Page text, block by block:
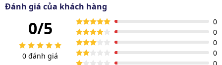
Motorola Xir P8668i
Với những ưu điểm vượt trội, bộ đàm Motorola Xir
P8668i xứng đáng là sự lựa chọn hàng đầu cho các
doanh nghiệp, tổ chức và cá nhân.
Đánh giá của khách hàng
0/5
0 đánh giá
0
0
0
0
0